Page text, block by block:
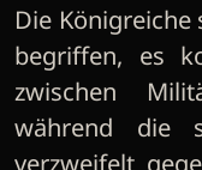
Die
begriffen, es
zwischen
während die
verzweifelt